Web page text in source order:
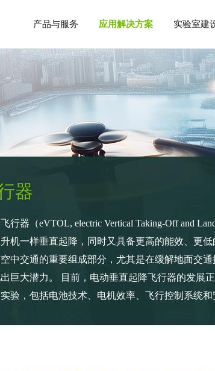
产品与服务 应用解决方案 实验室建
件与系统
自动化测试平台
3.0电性能测试软件
电性能测试系统
系列柔性电流探头
mini系列柔性电流探头
性 半导体与器件 低
用户手册
器
行器（eVTOL, electric Vertical Taking-Off and
机一样垂直起降，同时又具备更高的能效、更
中交通的重要组成部分，尤其是在缓解地面交
巨大潜力。 目前，电动垂直起降飞行器的发展
验，包括电池技术、电机效率、飞行控制系统和